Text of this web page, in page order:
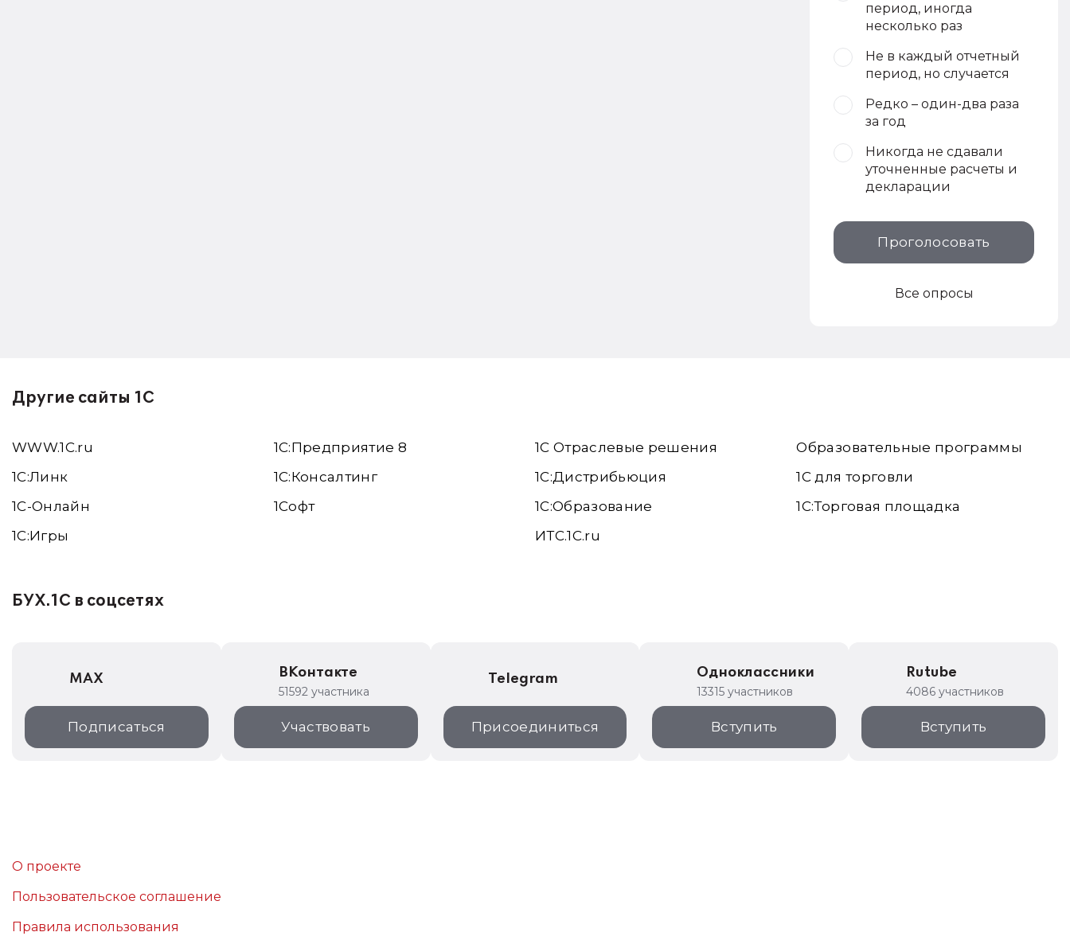
период, иногда
несколько раз
Не в каждый отчетный
период, но случается
Редко – один-два раза
за год
Никогда не сдавали
уточненные расчеты и
декларации
Проголосовать
Все опросы
Другие сайты 1С
WWW.1С.ru
1С:Линк
1С-Онлайн
1C:Игры
1С:Предприятие 8
1С:Консалтинг
1Софт
1С Отраслевые решения
1С:Дистрибьюция
1С:Образование
ИТС.1C.ru
Образовательные программы
1С для торговли
1С:Торговая площадка
БУХ.1С в соцсетях
MAX
Подписаться
ВКонтакте
51592 участника
Участвовать
Telegram
Присоединиться
Одноклассники
13315 участников
Вступить
Rutube
4086 участников
Вступить
О проекте
Пользовательское соглашение
Правила использования